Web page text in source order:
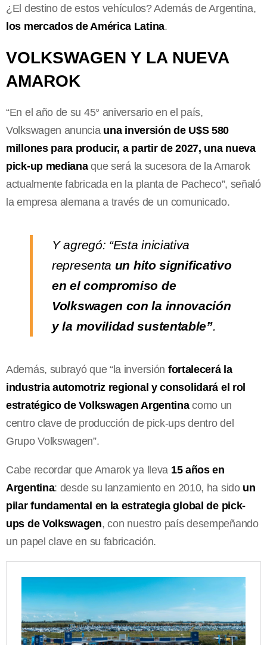
¿El destino de estos vehículos? Además de Argentina,
los mercados de América Latina.
VOLKSWAGEN Y LA NUEVA
AMAROK
“En el año de su 45° aniversario en el país,
Volkswagen anuncia una inversión de U$S 580
millones para producir, a partir de 2027, una nueva
pick-up medianaque será la sucesora de la Amarok
actualmente fabricada en la planta de Pacheco”, señaló
la empresa alemana a través de un comunicado.
Y agregó: “Esta iniciativa
representa un hito significativo
en el compromiso de
Volkswagen con la innovación
y la movilidad sustentable”.
Además, subrayó que “la inversión fortalecerá la
industria automotriz regional y consolidará el rol
estratégico de Volkswagen Argentinacomo un
centro clave de producción de pick-ups dentro del
Grupo Volkswagen”.
Cabe recordar que Amarok ya lleva 15 años en
Argentina: desde su lanzamiento en 2010, ha sido un
pilar fundamental en la estrategia global de pick-
ups de Volkswagen, con nuestro país desempeñando
un papel clave en su fabricación.